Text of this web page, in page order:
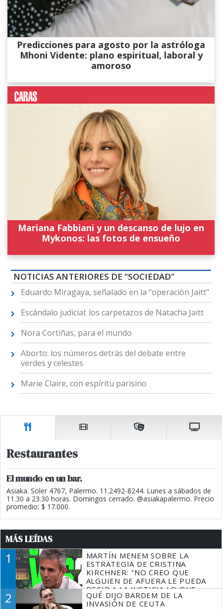
Predicciones para agosto por la astróloga
Mhoni Vidente: plano espiritual, laboral y
amoroso
Mariana Fabbiani y un descanso de lujo en
Mykonos: las fotos de ensueño
NOTICIAS ANTERIORES DE "SOCIEDAD"
Eduardo Miragaya, señalado en la "operación Jaitt"
Escándalo judicial: los carpetazos de Natacha Jaitt
Nora Cortiñas, para el mundo
Aborto: los números detrás del debate entre
verdes y celestes
Marie Claire, con espíritu parisino
Restaurantes
El mundo en un bar.
Asiaka. Soler 4767, Palermo. 11.2492-8244. Lunes a sábados de
11.30 a 23.30 horas. Domingos cerrado. @asiakapalermo. Precio
promedio: $ 17.000.
MÁS LEÍDAS
1
MARTÍN MENEM SOBRE LA
ESTRATEGIA DE CRISTINA
KIRCHNER: "NO CREO QUE
ALGUIEN DE AFUERA LE PUEDA
DECIR A LA JUSTICIA LO QUE
TIENE QUE HACER"
2
QUÉ DIJO BARDEM DE LA
INVASIÓN DE CEUTA